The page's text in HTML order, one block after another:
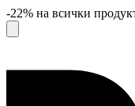
-22% на всички